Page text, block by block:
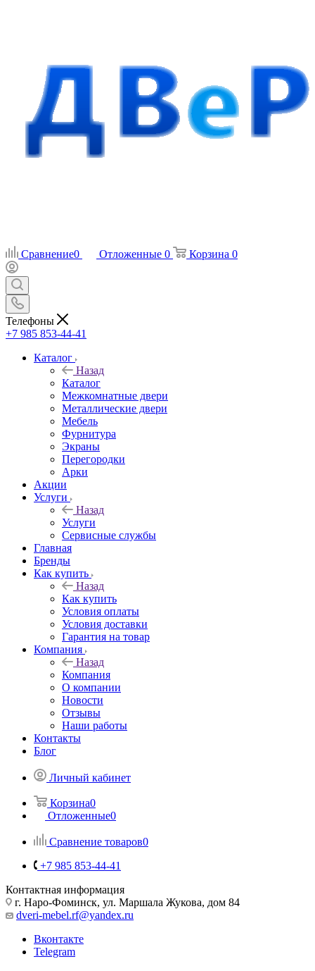
Сравнение0 Отложенные 0 Корзина 0
Телефоны
+7 985 853-44-41
Каталог
Назад
Каталог
Межкомнатные двери
Металлические двери
Мебель
Фурнитура
Экраны
Перегородки
Арки
Акции
Услуги
Назад
Услуги
Сервисные службы
Главная
Бренды
Как купить
Назад
Как купить
Условия оплаты
Условия доставки
Гарантия на товар
Компания
Назад
Компания
О компании
Новости
Отзывы
Наши работы
Контакты
Блог
Личный кабинет
Корзина0
Отложенные0
Сравнение товаров0
+7 985 853-44-41
Контактная информация
г. Наро-Фоминск, ул. Маршала Жукова, дом 84
dveri-mebel.rf@yandex.ru
Вконтакте
Telegram